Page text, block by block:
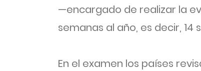
—encargado de realizar la
semanas al año, es decir,
En el examen los países